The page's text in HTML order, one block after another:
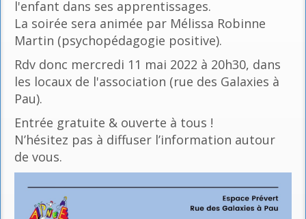
l'enfant dans ses apprentissages.
La soirée sera animée par Mélissa Robinne
Martin (psychopédagogie positive).
Rdv donc mercredi 11 mai 2022 à 20h30, dans
les locaux de l'association (rue des Galaxies à
Pau).
Entrée gratuite & ouverte à tous !
N’hésitez pas à diffuser l’information autour
de vous.